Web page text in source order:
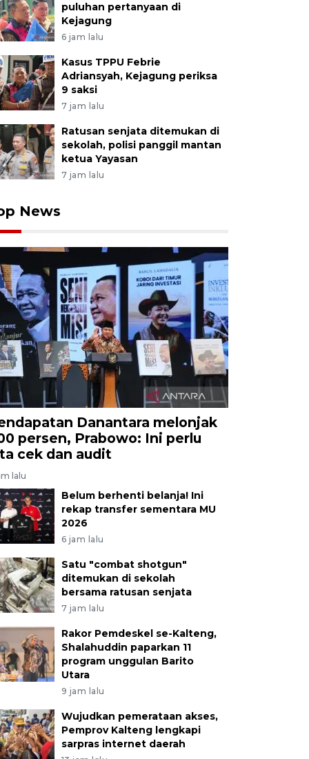
puluhan pertanyaan di
Kejagung
6 jam lalu
Kasus TPPU Febrie
Adriansyah, Kejagung periksa
9 saksi
7 jam lalu
Ratusan senjata ditemukan di
sekolah, polisi panggil mantan
ketua Yayasan
7 jam lalu
News
Danantara melonjak
persen, Prabowo: Ini perlu
cek dan audit
lalu
Belum berhenti belanja! Ini
rekap transfer sementara MU
2026
6 jam lalu
Satu "combat shotgun"
ditemukan di sekolah
bersama ratusan senjata
7 jam lalu
Rakor Pemdeskel se-Kalteng,
Shalahuddin paparkan 11
program unggulan Barito
Utara
9 jam lalu
Wujudkan pemerataan akses,
Pemprov Kalteng lengkapi
sarpras internet daerah